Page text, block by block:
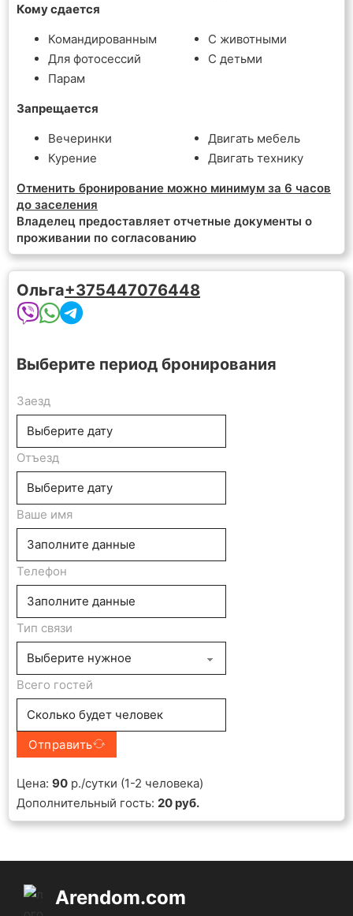
Кому сдается
Командированным
Для фотосессий
Парам
С животными
С детьми
Запрещается
Вечеринки
Курение
Двигать мебель
Двигать технику
Отменить бронирование можно минимум за 6 часов
до заселения
Владелец предоставляет отчетные документы о
проживании по согласованию
Ольга+375447076448
Выберите период бронирования
Заезд
Отъезд
Ваше имя
Телефон
Тип связи
Всего гостей
Отправить
Цена: 90 р./сутки (1-2 человека)
Дополнительный гость: 20 руб.
Arendom.com